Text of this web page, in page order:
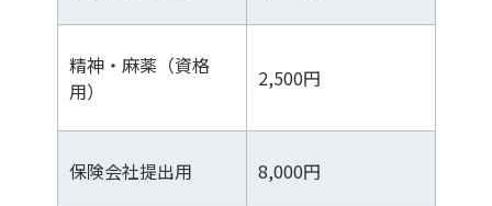
精神・麻薬（資格
用）
2,500円
保険会社提出用 8,000円